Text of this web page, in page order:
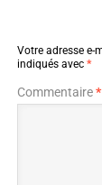
Votre adresse e-
indiqués avec *
Commentaire*